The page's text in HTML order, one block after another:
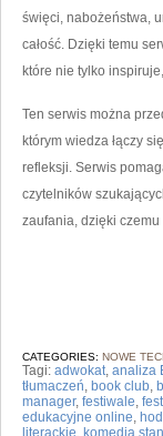
święci, nabożeństwa,
całość. Dzięki temu
które nie tylko
Ten serwis można
którym wiedza łączy
refleksji. Serwis
czytelników
zaufania, dzięki
CATEGORIES: NOWE
Tagi: adwokat, analiza
tłumaczeń, book club,
manager, festiwale,
edukacyjne online,
literackie, komedia